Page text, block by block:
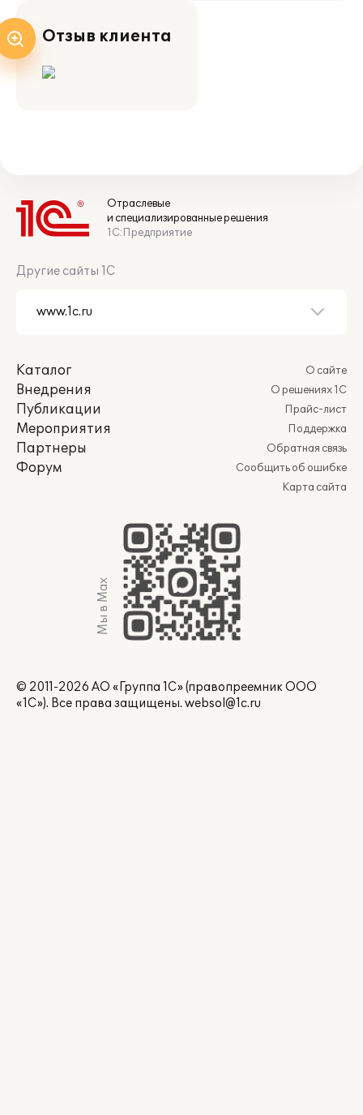
Отзыв клиента
Отраслевые
и специализированные решения
1С:Предприятие
Другие сайты 1С
Каталог
Внедрения
Публикации
Мероприятия
Партнеры
Форум
О сайте
О решениях 1С
Прайс-лист
Поддержка
Обратная связь
Сообщить об ошибке
Карта сайта
Мы в Max
© 2011-2026 АО «Группа 1С» (правопреемник ООО
«1С»). Все права защищены. websol@1c.ru